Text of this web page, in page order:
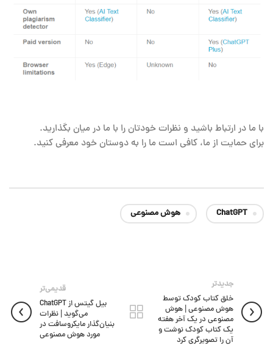
با ما در ارتباط باشید و نظرات خودتان را با ما در میان بگذارید.
برای حمایت از ما، کافی است ما را به دوستان خود معرفی کنید.
ChatGPT هوش مصنوعی
جدیدتر
خلق کتاب کودک توسط
هوش مصنوعی | هوش
مصنوعی در یک آخر هفته
یک کتاب کودک نوشت و
آن را تصویرگری کرد
قدیمی‌تر
بیل گیتس از ChatGPT
می‌گوید | نظرات
بنیان‌گذار مایکروسافت در
مورد هوش مصنوعی